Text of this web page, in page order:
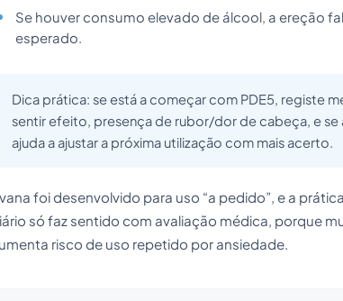
Se houver consumo elevado de álcool, a ereção
esperado.
Dica prática: se está a começar com PDE5, registe
sentir efeito, presença de rubor/dor de cabeça, e se
ajuda a ajustar a próxima utilização com mais acerto.
foi desenvolvido para uso “a pedido”, e a
só faz sentido com avaliação médica, porque
risco de uso repetido por ansiedade.